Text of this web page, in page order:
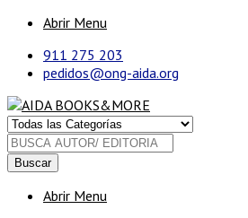
Abrir Menu
911 275 203
pedidos@ong-aida.org
Buscar
Abrir Menu